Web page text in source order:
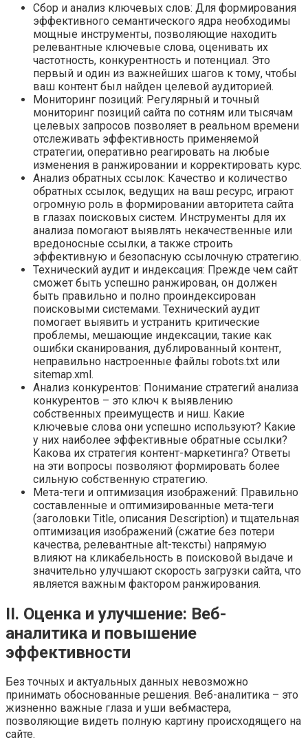
Сбор и анализ ключевых слов: Для формирования
эффективного семантического ядра необходимы
мощные инструменты, позволяющие находить
релевантные ключевые слова, оценивать их
частотность, конкурентность и потенциал. Это
первый и один из важнейших шагов к тому, чтобы
ваш контент был найден целевой аудиторией.
Мониторинг позиций: Регулярный и точный
мониторинг позиций сайта по сотням или тысячам
целевых запросов позволяет в реальном времени
отслеживать эффективность применяемой
стратегии, оперативно реагировать на любые
изменения в ранжировании и корректировать курс.
Анализ обратных ссылок: Качество и количество
обратных ссылок, ведущих на ваш ресурс, играют
огромную роль в формировании авторитета сайта
в глазах поисковых систем. Инструменты для их
анализа помогают выявлять некачественные или
вредоносные ссылки, а также строить
эффективную и безопасную ссылочную стратегию.
Технический аудит и индексация: Прежде чем сайт
сможет быть успешно ранжирован, он должен
быть правильно и полно проиндексирован
поисковыми системами. Технический аудит
помогает выявить и устранить критические
проблемы, мешающие индексации, такие как
ошибки сканирования, дублированный контент,
неправильно настроенные файлы robots.txt или
sitemap.xml.
Анализ конкурентов: Понимание стратегий анализа
конкурентов – это ключ к выявлению
собственных преимуществ и ниш. Какие
ключевые слова они успешно используют? Какие
у них наиболее эффективные обратные ссылки?
Какова их стратегия контент-маркетинга? Ответы
на эти вопросы позволяют формировать более
сильную собственную стратегию.
Мета-теги и оптимизация изображений: Правильно
составленные и оптимизированные мета-теги
(заголовки Title, описания Description) и тщательная
оптимизация изображений (сжатие без потери
качества, релевантные alt-тексты) напрямую
влияют на кликабельность в поисковой выдаче и
значительно улучшают скорость загрузки сайта, что
является важным фактором ранжирования.
II. Оценка и улучшение: Веб-
аналитика и повышение
эффективности
Без точных и актуальных данных невозможно
принимать обоснованные решения. Веб-аналитика – это
жизненно важные глаза и уши вебмастера,
позволяющие видеть полную картину происходящего на
сайте.